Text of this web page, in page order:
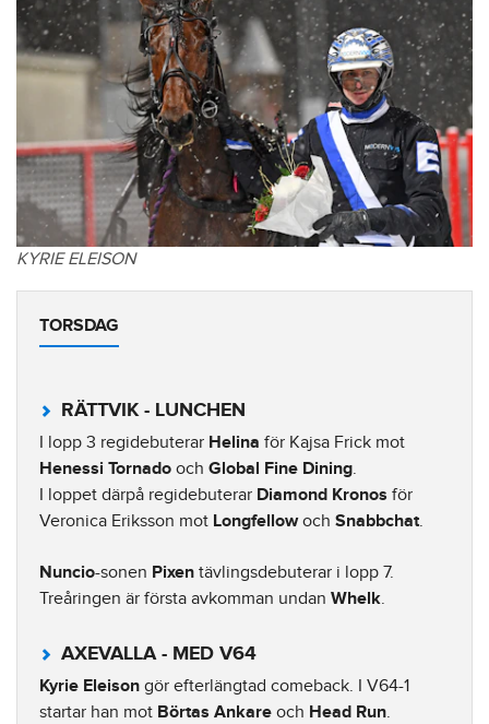
KYRIE ELEISON
TORSDAG
RÄTTVIK - LUNCHEN
I lopp 3 regidebuterar Helina för Kajsa Frick mot
Henessi Tornado och Global Fine Dining.
I loppet därpå regidebuterar Diamond Kronos för
Veronica Eriksson mot Longfellowoch Snabbchat.
Nuncio-sonen Pixen tävlingsdebuterar i lopp 7.
Treåringen är första avkomman undan Whelk.
AXEVALLA - MED V64
Kyrie Eleison gör efterlängtad comeback. I V64-1
startar han mot Börtas Ankare och Head Run.